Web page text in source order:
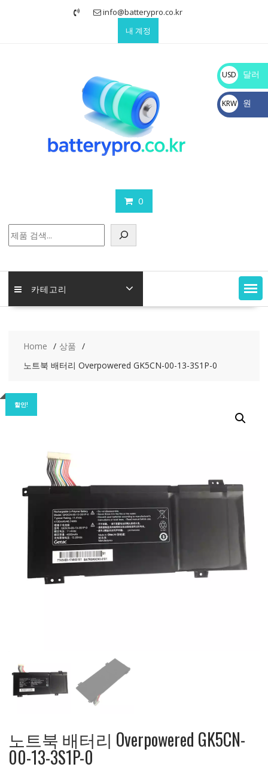
info@batterypro.co.kr
내 계정
0
색
카테고리
Home
상품
노트북 배터리 Overpowered GK5CN-00-13-3S1P-0
할인!
노트북 배터리 Overpowered GK5CN-
00-13-3S1P-0
USD
$
달러
KRW
₩
원